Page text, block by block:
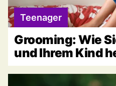
Teenager
Grooming: Wie
und Ihrem Kind